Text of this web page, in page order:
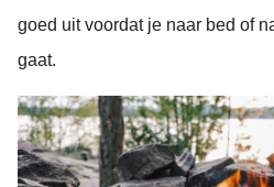
goed uit voordat je naar bed of
gaat.